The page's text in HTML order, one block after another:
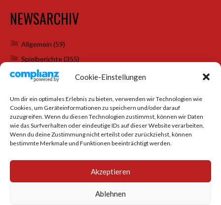
Cookie-Einstellungen
Um dir ein optimales Erlebnis zu bieten, verwenden wir Technologien wie
Cookies, um Geräteinformationen zu speichern und/oder darauf
zuzugreifen. Wenn du diesen Technologien zustimmst, können wir Daten
wie das Surfverhalten oder eindeutige IDs auf dieser Website verarbeiten.
Wenn du deine Zustimmung nicht erteilst oder zurückziehst, können
bestimmte Merkmale und Funktionen beeinträchtigt werden.
Akzeptieren
Ablehnen
NEWSARCHIV
Allgemein (59)
Spielberichte(355)
Weihnachtsfeiern(7)
SOCIAL MEDIA